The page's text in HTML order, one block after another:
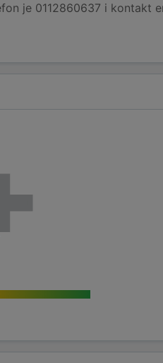
je 0112860637 i kontakt